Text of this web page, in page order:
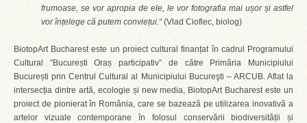
frumoase, se vor apropia de ele, le vor fotografia mai ușor și astfel
vor înțelege că putem conviețui.“(Vlad Cioflec, biolog)
BiotopArt Bucharest este un proiect cultural finanțat în cadrul Programului
Cultural ”București Oraș participativ” de către Primăria Municipiului
București prin Centrul Cultural al Municipiului Bucureşti – ARCUB. Aflat la
intersecția dintre artă, ecologie și new media, BiotopArt Bucharest este un
proiect de pionierat în România, care se bazează pe utilizarea inovativă a
artelor vizuale contemporane în folosul conservării biodiversității și